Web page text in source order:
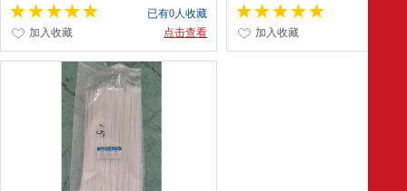
已有0人收藏
点击查看
加入收藏 加入收藏